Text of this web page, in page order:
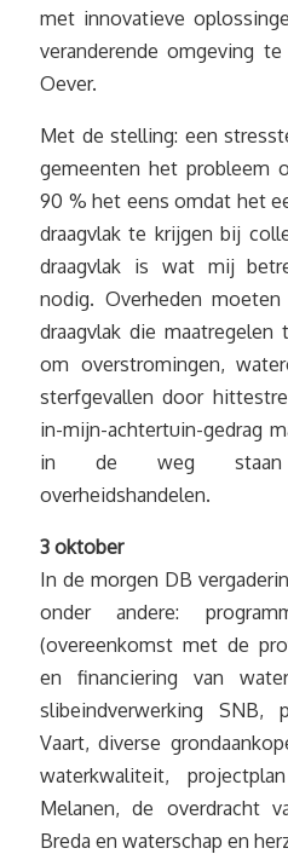
met innovatieve
veranderende omgeving
Oever.
Met de stelling: een
gemeenten het probleem
90 % het eens omdat het
draagvlak te krijgen bij
draagvlak is wat mij
nodig. Overheden
draagvlak die
om overstromingen,
sterfgevallen door
in-mijn-achtertuin-gedrag
in de weg staan
overheidshandelen.
3 oktober
In de morgen DB
onder andere:
(overeenkomst met de
en financiering van
slibeindverwerking SNB,
Vaart, diverse
waterkwaliteit,
Melanen, de overdracht
Breda en waterschap en